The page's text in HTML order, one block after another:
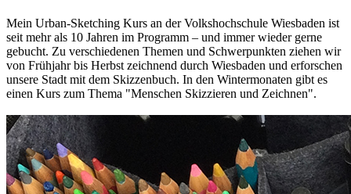
Mein Urban-Sketching Kurs an der Volkshochschule Wiesbaden ist
seit mehr als 10 Jahren im Programm – und immer wieder gerne
gebucht. Zu verschiedenen Themen und Schwerpunkten ziehen wir
von Frühjahr bis Herbst zeichnend durch Wiesbaden und erforschen
unsere Stadt mit dem Skizzenbuch. In den Wintermonaten gibt es
einen Kurs zum Thema "Menschen Skizzieren und Zeichnen".